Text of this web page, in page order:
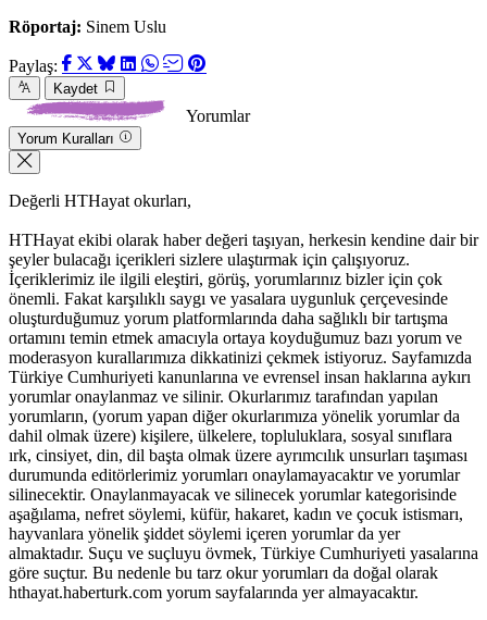
Röportaj: Sinem Uslu
Paylaş:
Kaydet
Yorumlar
Yorum Kuralları
Değerli HTHayat okurları,
HTHayat ekibi olarak haber değeri taşıyan, herkesin kendine dair bir
şeyler bulacağı içerikleri sizlere ulaştırmak için çalışıyoruz.
İçeriklerimiz ile ilgili eleştiri, görüş, yorumlarınız bizler için çok
önemli. Fakat karşılıklı saygı ve yasalara uygunluk çerçevesinde
oluşturduğumuz yorum platformlarında daha sağlıklı bir tartışma
ortamını temin etmek amacıyla ortaya koyduğumuz bazı yorum ve
moderasyon kurallarımıza dikkatinizi çekmek istiyoruz. Sayfamızda
Türkiye Cumhuriyeti kanunlarına ve evrensel insan haklarına aykırı
yorumlar onaylanmaz ve silinir. Okurlarımız tarafından yapılan
yorumların, (yorum yapan diğer okurlarımıza yönelik yorumlar da
dahil olmak üzere) kişilere, ülkelere, topluluklara, sosyal sınıflara
ırk, cinsiyet, din, dil başta olmak üzere ayrımcılık unsurları taşıması
durumunda editörlerimiz yorumları onaylamayacaktır ve yorumlar
silinecektir. Onaylanmayacak ve silinecek yorumlar kategorisinde
aşağılama, nefret söylemi, küfür, hakaret, kadın ve çocuk istismarı,
hayvanlara yönelik şiddet söylemi içeren yorumlar da yer
almaktadır. Suçu ve suçluyu övmek, Türkiye Cumhuriyeti yasalarına
göre suçtur. Bu nedenle bu tarz okur yorumları da doğal olarak
hthayat.haberturk.com yorum sayfalarında yer almayacaktır.